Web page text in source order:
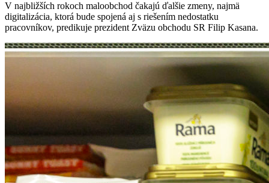
V najbližších rokoch maloobchod čakajú ďalšie zmeny, najmä
digitalizácia, ktorá bude spojená aj s riešením nedostatku
pracovníkov, predikuje prezident Zväzu obchodu SR Filip Kasana.